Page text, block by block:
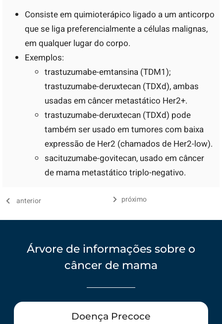
Consiste em quimioterápico ligado a um anticorpo
que se liga preferencialmente a células malignas,
em qualquer lugar do corpo.
Exemplos:
trastuzumabe-emtansina (TDM1);
trastuzumabe-deruxtecan (TDXd), ambas
usadas em câncer metastático Her2+.
trastuzumabe-deruxtecan (TDXd) pode
também ser usado em tumores com baixa
expressão de Her2 (chamados de Her2-low).
sacituzumabe-govitecan, usado em câncer
de mama metastático triplo-negativo.
anterior próximo
Árvore de informações sobre o
câncer de mama
Doença Precoce